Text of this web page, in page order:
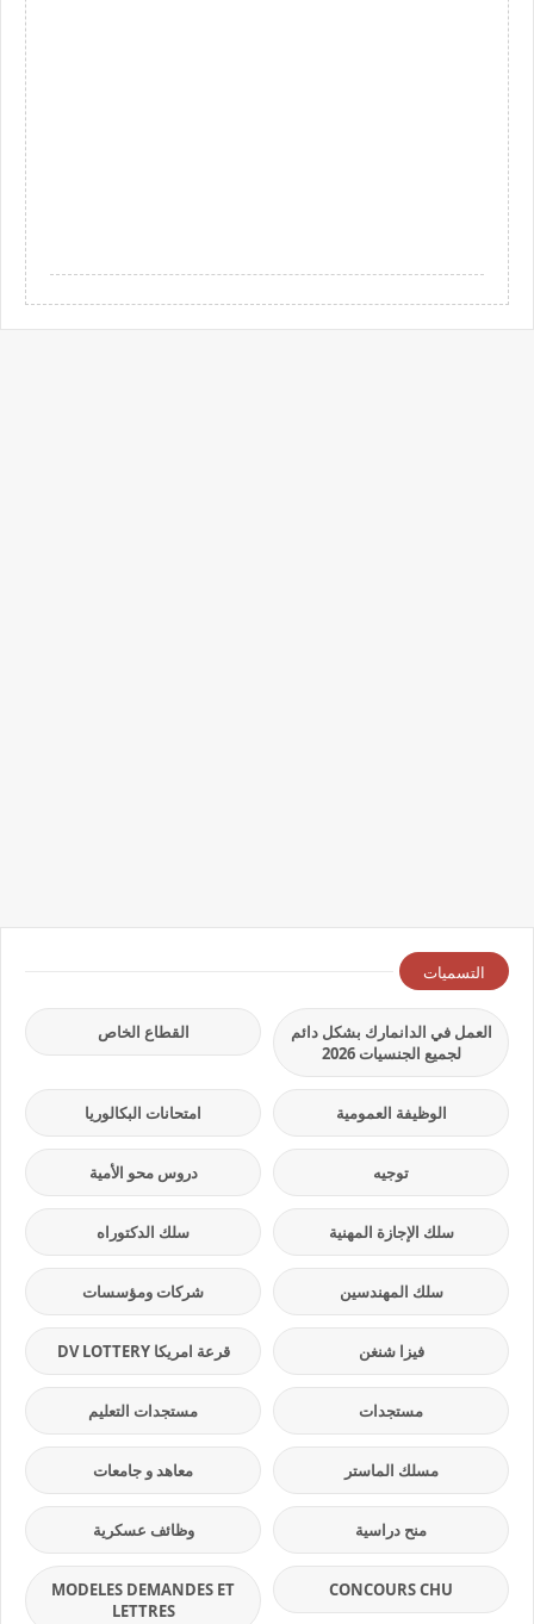
التسميات
العمل في الدانمارك بشكل دائم
لجميع الجنسيات 2026
القطاع الخاص
الوظيفة العمومية امتحانات البكالوريا
توجيه دروس محو الأمية
سلك الإجازة المهنية سلك الدكتوراه
سلك المهندسين شركات ومؤسسات
فيزا شنغن قرعة امريكا DV LOTTERY
مستجدات مستجدات التعليم
مسلك الماستر معاهد و جامعات
منح دراسية وظائف عسكرية
CONCOURS CHU
MODELES DEMANDES ET
LETTRES